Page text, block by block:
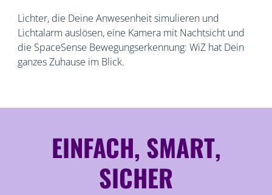
Lichter, die Deine Anwesenheit simulieren und
Lichtalarm auslösen, eine Kamera mit Nachtsicht und
die SpaceSense Bewegungserkennung: WiZ hat Dein
ganzes Zuhause im Blick.
EINFACH, SMART,
SICHER